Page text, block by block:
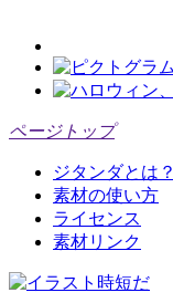
ページトップ
ジタンダとは？
素材の使い方
ライセンス
素材リンク